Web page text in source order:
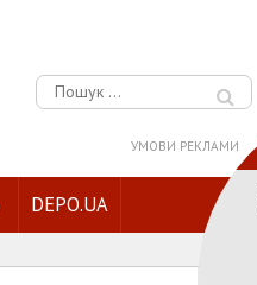
Пошук:
УМОВИ РЕКЛАМИ
DEPO.UA